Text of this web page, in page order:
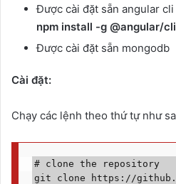
Được cài đặt sẵn angular
npm install -g @angular/cli
Được cài đặt sẵn mongodb
Cài đặt:
Chạy các lệnh theo thứ tự như
# clone the repository
git clone https://